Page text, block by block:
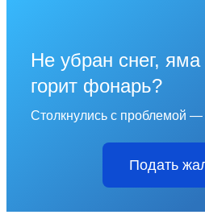
Не убран снег,
горит фонарь?
Столкнулись с проблемой
Подать